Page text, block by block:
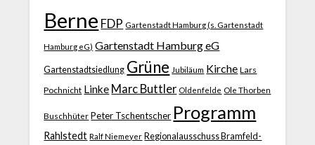
Berne FDP Gartenstadt Hamburg (s. Gartenstadt
Hamburg eG) Gartenstadt Hamburg eG
Gartenstadtsiedlung Grüne Jubiläum Kirche Lars
Pochnicht Linke Marc Buttler Oldenfelde Ole Thorben
Buschhüter Peter Tschentscher Programm
Rahlstedt Ralf Niemeyer Regionalausschuss Bramfeld-